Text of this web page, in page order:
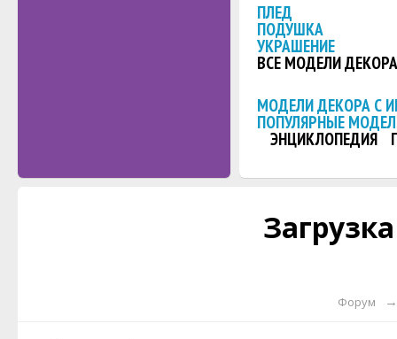
ПЛЕД
ПОДУШКА
УКРАШЕНИЕ
ВСЕ МОДЕЛИ ДЕКОРА
МОДЕЛИ ДЕКОРА С
ПОПУЛЯРНЫЕ
ЭНЦИКЛОПЕДИЯ
Форум